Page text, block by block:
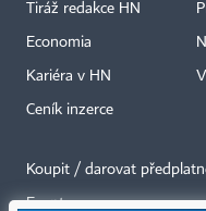
Tiráž redakce HN
Economia
Kariéra v HN
Ceník inzerce
Koupit / darovat
Eventy